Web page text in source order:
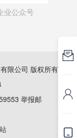
业公众号
限公司 版权所有
举报邮


